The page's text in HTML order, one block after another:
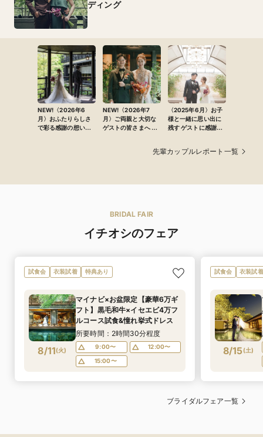
ディング
NEW!〈2026年6
月〉おふたりらしさ
で彩る感謝の想いと
NEW!〈2026年7
月〉ご両親と大切な
ゲストの皆さまへ 心
〈2025年6月〉お子
様と一緒に思い出に
残す ゲストに感謝を
先輩カップルレポート一覧
BRIDAL FAIR
イチオシのフェア
試食会 衣装試着 特典あり
8/11(火)
マイナビ×お盆限定【豪華6万ギ
フト】黒毛和牛×イセエビ4万フ
ルコース試食&憧れ挙式ドレス
所要時間：2時間30分程度
9:00〜
12:00〜
15:00〜
試食会 衣装試着
8/15(土)
ブライダルフェア一覧